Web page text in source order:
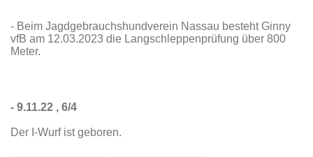
- Beim Jagdgebrauchshundverein Nassau besteht Ginny
vfB am 12.03.2023 die Langschleppenprüfung über 800
Meter.
- 9.11.22 , 6/4
Der I-Wurf ist geboren.